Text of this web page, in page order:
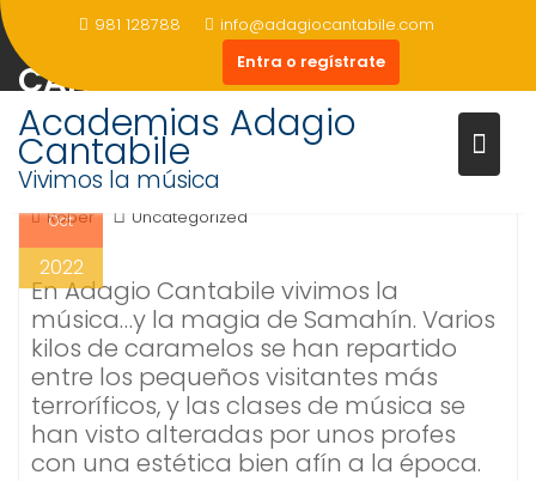
Saltar
al
contenido
981 128788
info@adagiocantabile.com
Entra o regístrate
Academias Adagio
Cantabile
Vivimos la música
SAMHAIN EN ADAGIO
CANTABILE
29
Oct
2022
Rober
Uncategorized
Truco o Trato
En Adagio Cantabile vivimos la
música…y la magia de Samahín. Varios
kilos de caramelos se han repartido
entre los pequeños visitantes más
terroríficos, y las clases de música se
han visto alteradas por unos profes
con una estética bien afín a la época.